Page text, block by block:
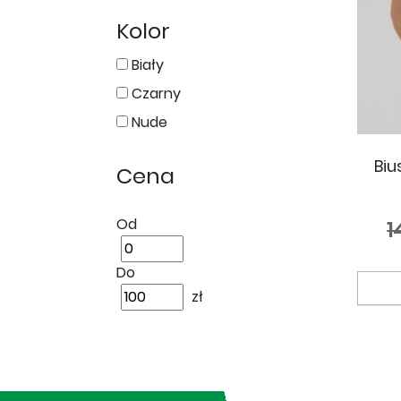
Kolor
Biały
Czarny
Nude
Cena
Od
Do
zł